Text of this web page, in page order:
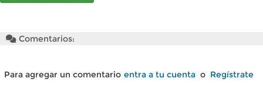
Comentarios:
Para agregar un comentario entra a tu cuenta o Regístrate